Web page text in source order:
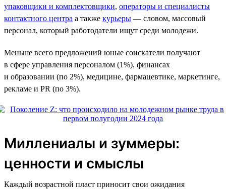
упаковщики и комплектовщики, операторы и специалисты
контактного центра а также курьеры — словом, массовый
персонал, который работодатели ищут среди молодежи.
Меньше всего предложений юные соискатели получают
в сфере управления персоналом (1%), финансах
и образовании (по 2%), медицине, фармацевтике, маркетинге,
рекламе и PR (по 3%).
Миллениалы и зуммеры:
ценности и смыслы
Каждый возрастной пласт приносит свои ожидания